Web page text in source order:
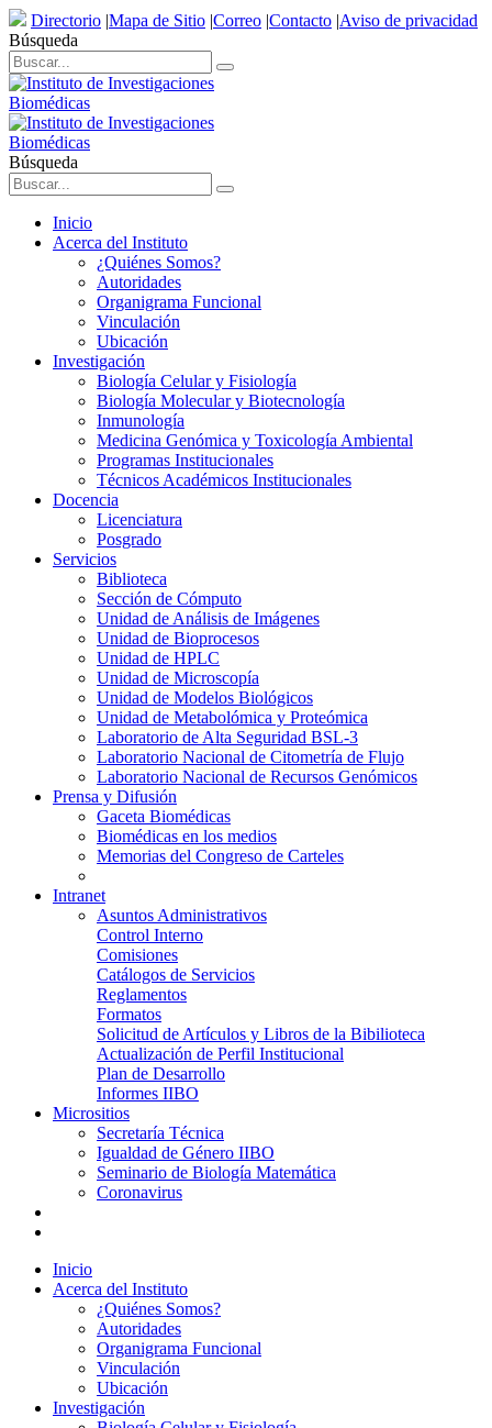
Directorio |Mapa de Sitio |Correo |Contacto |Aviso de privacidad
Búsqueda
Búsqueda
Inicio
Acerca del Instituto
¿Quiénes Somos?
Autoridades
Organigrama Funcional
Vinculación
Ubicación
Investigación
Biología Celular y Fisiología
Biología Molecular y Biotecnología
Inmunología
Medicina Genómica y Toxicología Ambiental
Programas Institucionales
Técnicos Académicos Institucionales
Docencia
Licenciatura
Posgrado
Servicios
Biblioteca
Sección de Cómputo
Unidad de Análisis de Imágenes
Unidad de Bioprocesos
Unidad de HPLC
Unidad de Microscopía
Unidad de Modelos Biológicos
Unidad de Metabolómica y Proteómica
Laboratorio de Alta Seguridad BSL-3
Laboratorio Nacional de Citometría de Flujo
Laboratorio Nacional de Recursos Genómicos
Prensa y Difusión
Gaceta Biomédicas
Biomédicas en los medios
Memorias del Congreso de Carteles
Intranet
Asuntos Administrativos
Control Interno
Comisiones
Catálogos de Servicios
Reglamentos
Formatos
Solicitud de Artículos y Libros de la Bibilioteca
Actualización de Perfil Institucional
Plan de Desarrollo
Informes IIBO
Micrositios
Secretaría Técnica
Igualdad de Género IIBO
Seminario de Biología Matemática
Coronavirus
Inicio
Acerca del Instituto
¿Quiénes Somos?
Autoridades
Organigrama Funcional
Vinculación
Ubicación
Investigación